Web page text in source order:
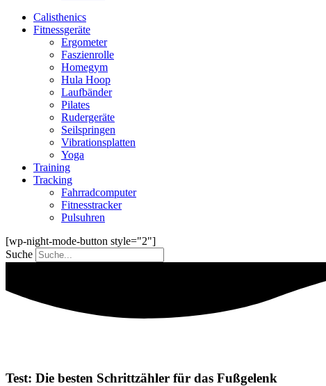
Calisthenics
Fitnessgeräte
Ergometer
Faszienrolle
Homegym
Hula Hoop
Laufbänder
Pilates
Rudergeräte
Seilspringen
Vibrationsplatten
Yoga
Training
Tracking
Fahrradcomputer
Fitnesstracker
Pulsuhren
[wp-night-mode-button style="2"]
Suche
Test: Die besten Schrittzähler für das Fußgelenk